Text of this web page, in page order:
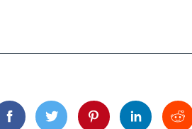
FacebookTwitterPinterestLinkedin